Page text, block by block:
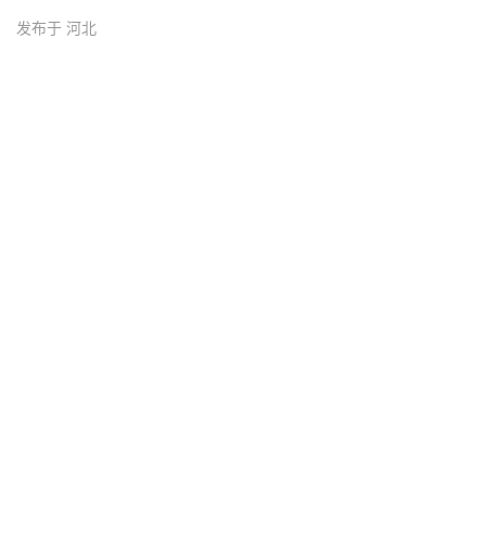
发布于 河北